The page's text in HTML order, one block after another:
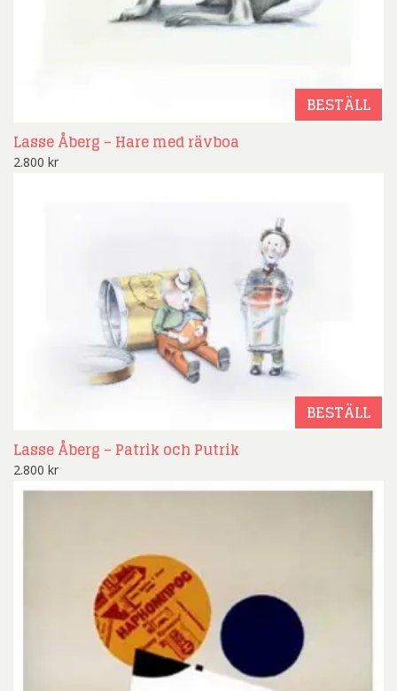
BESTÄLL
Lasse Åberg – Hare med rävboa
2.800 kr
BESTÄLL
Lasse Åberg – Patrik och Putrik
2.800 kr